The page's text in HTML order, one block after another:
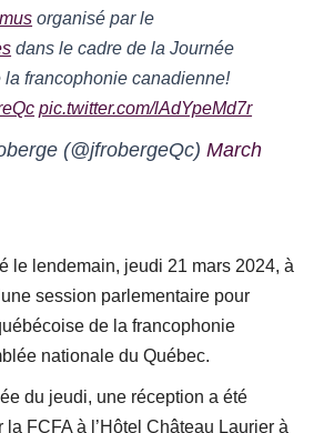
organisé par le
dans le cadre de la Journée
francophonie canadienne!
pic.twitter.com/lAdYpeMd7r
(@jfrobergeQc)March
le lendemain, jeudi 21 mars 2024, à
session parlementaire pour
de la francophonie
nationale du Québec.
du jeudi, une réception a été
FCFA à l’Hôtel Château Laurier à